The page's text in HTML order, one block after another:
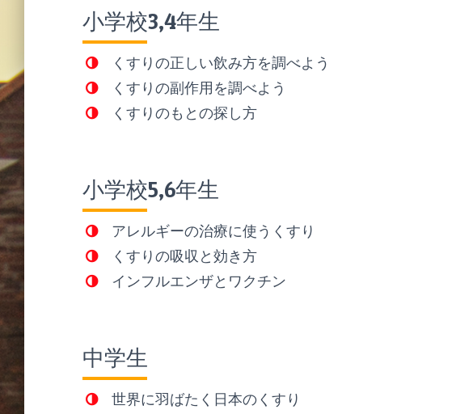
小学校3,4年生
くすりの正しい飲み方を調べよう
くすりの副作用を調べよう
くすりのもとの探し方
小学校5,6年生
アレルギーの治療に使うくすり
くすりの吸収と効き方
インフルエンザとワクチン
中学生
世界に羽ばたく日本のくすり